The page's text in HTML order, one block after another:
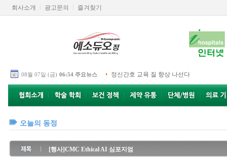
회사소개 광고문의 즐겨찾기
08월 07일 (금) 06:54 주요뉴스 정신간호 교육 질 향상 나선다
오늘의 동정
[행사]CMC Ethical AI 심포지엄